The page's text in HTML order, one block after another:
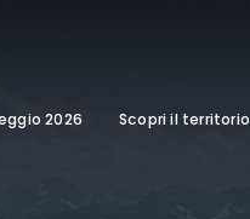
2026 Scopri il territorio